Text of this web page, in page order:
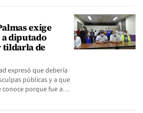
exige
diputado
tildarla de
expresó que debería
públicas y a que
conoce porque fue a…